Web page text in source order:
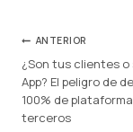
DE
ANTERIOR
¿Son tus clientes o
App? El peligro de
100% de
terceros